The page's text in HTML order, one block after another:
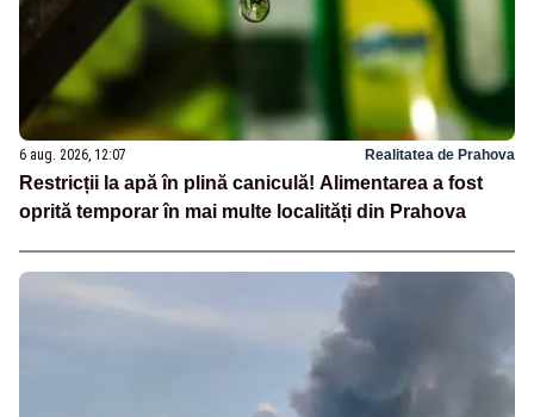
6 aug. 2026, 12:07 Realitatea de Prahova
Restricții la apă în plină caniculă! Alimentarea a fost
oprită temporar în mai multe localități din Prahova